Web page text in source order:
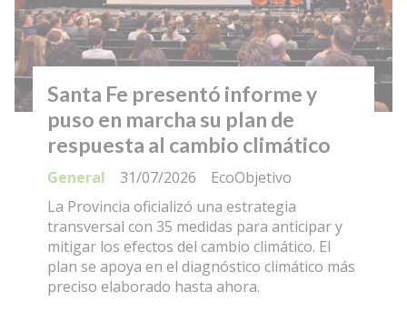
Santa Fe presentó informe y
puso en marcha su plan de
respuesta al cambio climático
EcoObjetivo
General
31/07/2026
La Provincia oficializó una estrategia
transversal con 35 medidas para anticipar y
mitigar los efectos del cambio climático. El
plan se apoya en el diagnóstico climático más
preciso elaborado hasta ahora.